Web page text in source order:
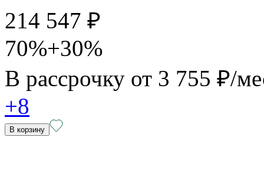
214 547 ₽
70%+30%
В рассрочку от 3 755 ₽/
+8
В корзину